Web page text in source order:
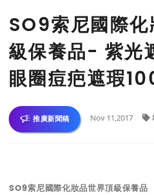
SO9索尼國際
級保養品- 紫光
眼圈痘疤遮瑕
推廣新聞稿 Nov 11,2017
SO9索尼國際化妝品世界頂級保養品